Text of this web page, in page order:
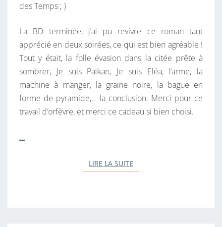
des Temps ; )
La BD terminée, j’ai pu revivre ce roman tant
apprécié en deux soirées, ce qui est bien agréable !
Tout y était, la folle évasion dans la citée prête à
sombrer, Je suis Païkan, Je suis Eléa, l’arme, la
machine à manger, la graine noire, la bague en
forme de pyramide,… la conclusion. Merci pour ce
travail d’orfèvre, et merci ce cadeau si bien choisi.
…
LIRE LA SUITE